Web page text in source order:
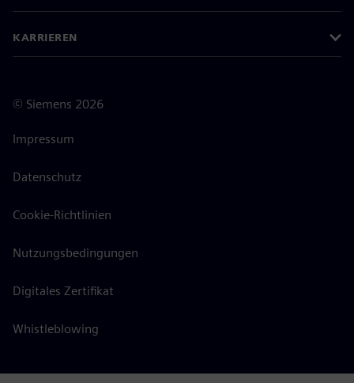
KARRIEREN
© Siemens 2026
Impressum
Datenschutz
Cookie-Richtlinien
Nutzungsbedingungen
Digitales Zertifikat
Whistleblowing